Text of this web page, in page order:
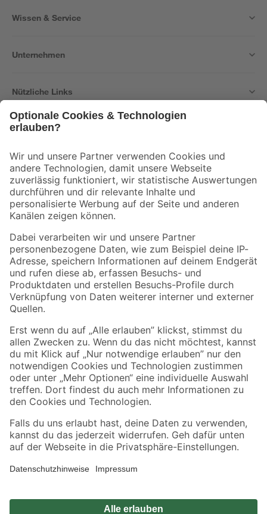
Wissen & Service
Unternehmen
Nützliche Links
Der toom Newsletter: Keine Angebote und Aktionen mehr verpassen!
Zur Newsletter Anmeldung
Folge uns
Zahlungsarten Versandarten
Sicher einkaufen
Jetzt die toom-App herunterladen
Alle Preisangaben in EUR inkl. gesetzl. MwSt.. Die dargestellten Angebote sind unter
Umständen nicht in allen Märkten verfügbar. Die angegebenen Verfügbarkeiten beziehen
Produkte nur solange der Vorrat reicht.
*Paketversand ab 59 € versandkostenfrei, gilt nicht für Artikel mit Speditionsversand, hier
Privatsphäre Impressum